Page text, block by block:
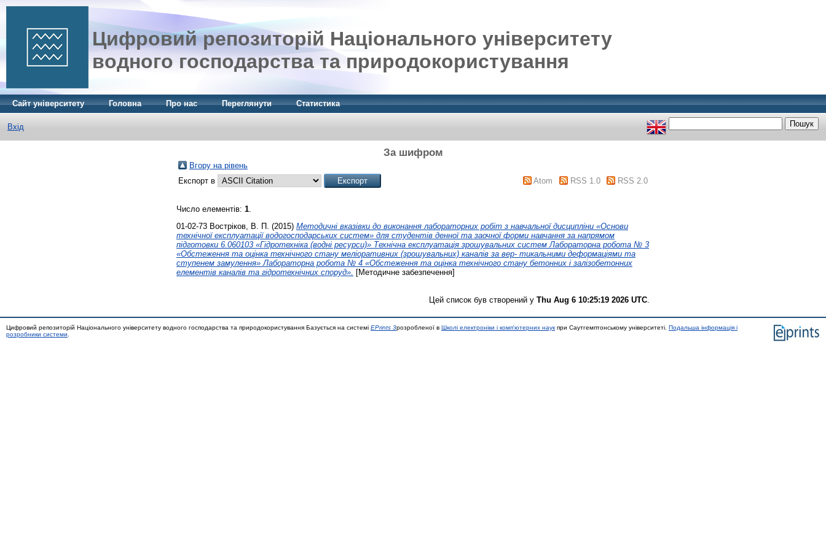
Цифровий репозиторій Національного університету
водного господарства та природокористування
Сайт університету Головна Про нас Переглянути Статистика
Вхід
За шифром
Вгору на рівень
Експорт в
Atom RSS 1.0 RSS 2.0
Число елементів: 1.
01-02-73 Востріков, В. П. (2015) Методичні вказівки до виконання лабораторних робіт з навчальної дисципліни «Основи
технічної експлуатації водогосподарських систем» для студентів денної та заочної форми навчання за напрямом
підготовки 6.060103 «Гідротехніка (водні ресурси)» Технічна експлуатація зрошувальних систем Лабораторна робота № 3
«Обстеження та оцінка технічного стану меліоративних (зрошувальних) каналів за вер- тикальними деформаціями та
ступенем замулення» Лабораторна робота № 4 «Обстеження та оцінка технічного стану бетонних і залізобетонних
елементів каналів та гідротехнічних споруд».
[Методичне забезпечення]
Цей список був створений у Thu Aug 6 10:25:19 2026 UTC
Цифровий репозиторій Національного університету водного господарства та природокористування Базується на системі EPrints 3розробленої в Школі електроніки і комп'ютерних наук при Саутгемптонському університеті. Подальша інформація і
розробники системи